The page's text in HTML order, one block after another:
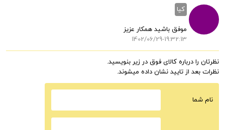
کیا
موفق باشید همکار عزیز
1402/06/29-19:32:13
نظرتان را درباره کالای فوق در زیر بنویسید.
نظرات بعد از تایید نشان داده میشوند.
نام شما